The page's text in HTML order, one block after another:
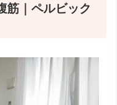
筋｜ペルビック